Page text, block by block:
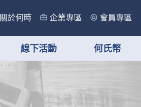
關於何時 企業專區 會員專區
線下活動 何氏幣